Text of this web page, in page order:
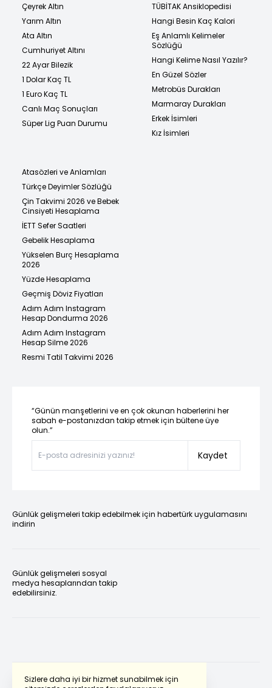
Sizlere daha iyi bir hizmet sunabilmek için
Çeyrek Altın
Yarım Altın
Ata Altın
Cumhuriyet Altını
22 Ayar Bilezik
1 Dolar Kaç TL
1 Euro Kaç TL
Canlı Maç Sonuçları
Süper Lig Puan Durumu
TÜBİTAK Ansiklopedisi
Hangi Besin Kaç Kalori
Eş Anlamlı Kelimeler
Sözlüğü
Hangi Kelime Nasıl Yazılır?
En Güzel Sözler
Metrobüs Durakları
Marmaray Durakları
Erkek İsimleri
Kız İsimleri
Atasözleri ve Anlamları
Türkçe Deyimler Sözlüğü
Çin Takvimi 2026 ve Bebek
Cinsiyeti Hesaplama
İETT Sefer Saatleri
Gebelik Hesaplama
Yükselen Burç Hesaplama
2026
Yüzde Hesaplama
Geçmiş Döviz Fiyatları
Adım Adım Instagram
Hesap Dondurma 2026
Adım Adım Instagram
Hesap Silme 2026
Resmi Tatil Takvimi 2026
“Günün manşetlerini ve en çok okunan haberlerini her
sabah e-postanızdan takip etmek için bültene üye
olun.”
Kaydet
Günlük gelişmeleri takip edebilmek için habertürk uygulamasını
indirin
Günlük gelişmeleri sosyal
medya hesaplarından takip
edebilirsiniz.